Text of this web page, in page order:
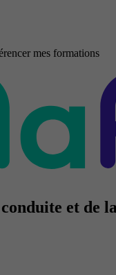
mes formations
et de